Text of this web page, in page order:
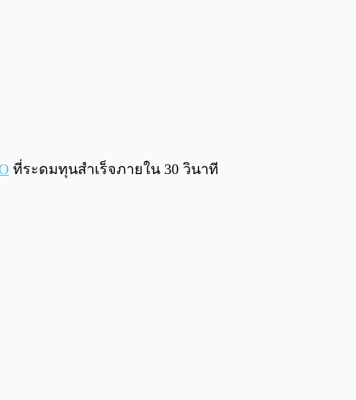
ที่ระดมทุนสำเร็จภายใน 30 วินาที